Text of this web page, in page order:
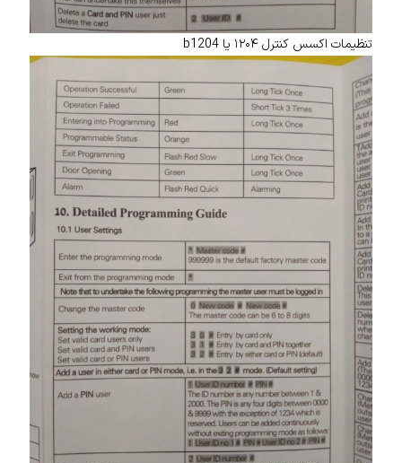
تنظیمات اکسس کنترل ۱۲۰۴ یا b1204